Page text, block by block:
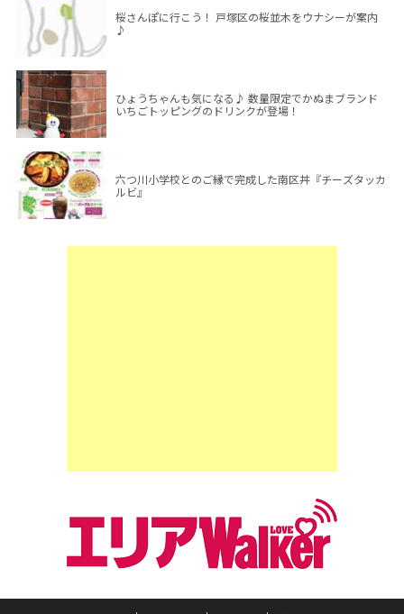
桜さんぽに行こう！ 戸塚区の桜並木をウナシーが案内
♪
ひょうちゃんも気になる♪ 数量限定でかぬまブランド
いちごトッピングのドリンクが登場！
六つ川小学校とのご縁で完成した南区丼『チーズタッカ
ルビ』